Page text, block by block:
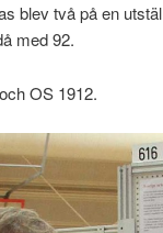
blev två på en
med 92.
OS 1912.